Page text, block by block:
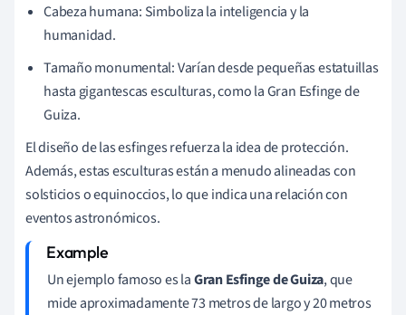
Cabeza humana: Simboliza la inteligencia y la
humanidad.
Tamaño monumental: Varían desde pequeñas estatuillas
hasta gigantescas esculturas, como la Gran Esfinge de
Guiza.
El diseño de las esfinges refuerza la idea de protección.
Además, estas esculturas están a menudo alineadas con
solsticios o equinoccios, lo que indica una relación con
eventos astronómicos.
Un ejemplo famoso es laGran Esfinge de Guiza, que
mide aproximadamente 73 metros de largo y 20 metros